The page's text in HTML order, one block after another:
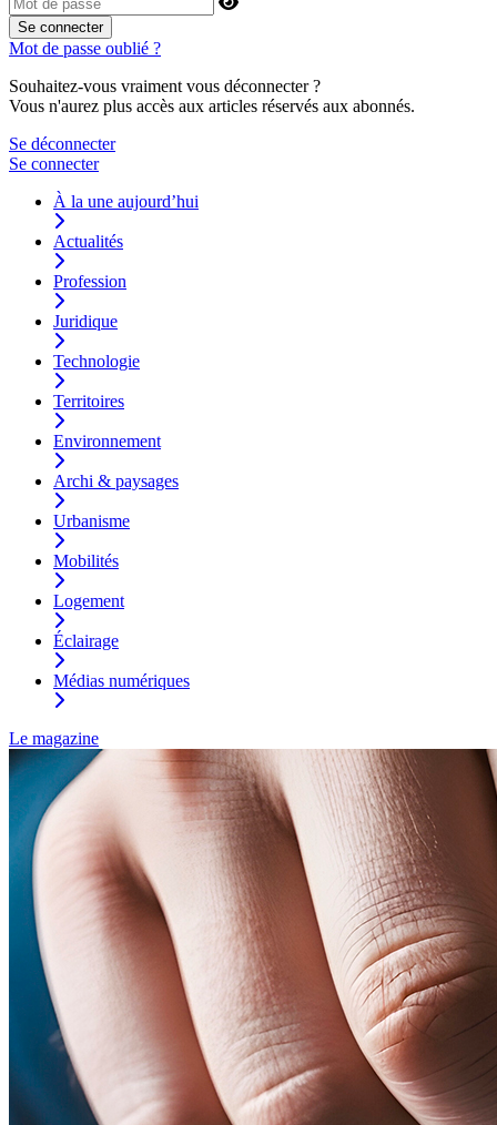
Se connecter
Mot de passe oublié ?
Souhaitez-vous vraiment vous déconnecter ?
Vous n'aurez plus accès aux articles réservés aux abonnés.
Se déconnecter
Se connecter
À la une aujourd’hui
Actualités
Profession
Juridique
Technologie
Territoires
Environnement
Archi & paysages
Urbanisme
Mobilités
Logement
Éclairage
Médias numériques
Le magazine